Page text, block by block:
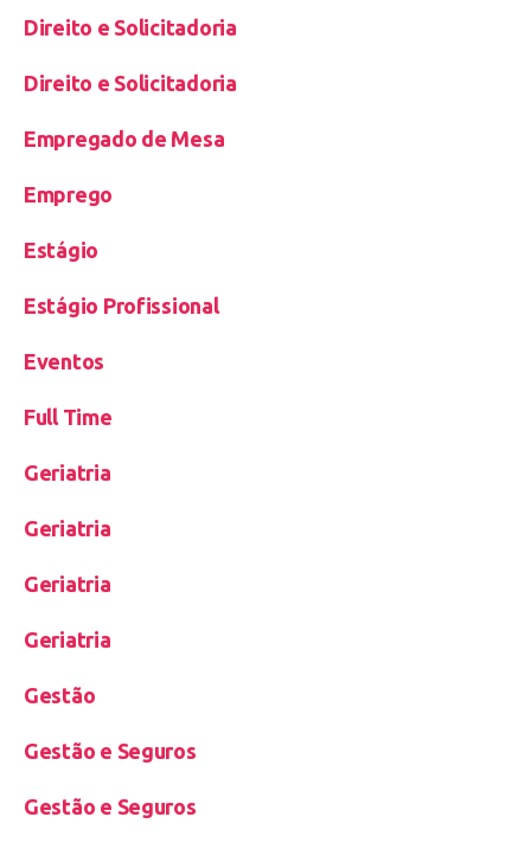
Direito e Solicitadoria
Direito e Solicitadoria
Empregado de Mesa
Emprego
Estágio
Estágio Profissional
Eventos
Full Time
Geriatria
Geriatria
Geriatria
Geriatria
Gestão
Gestão e Seguros
Gestão e Seguros